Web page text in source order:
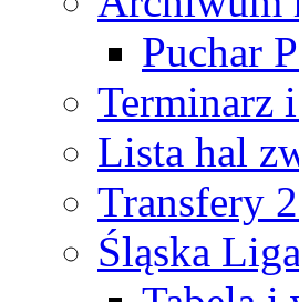
Puchar
Terminarz
Lista hal
Transfery
Śląska